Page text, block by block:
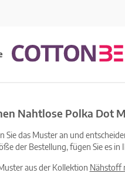
Nahtlose Polka Dot
das Muster an und
der Bestellung, fügen Sie es
aus der Kollektion Nähstoff